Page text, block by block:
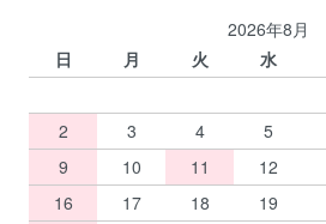
2026年8月
日
月 火 水
2
3 4 5
9
10 11 12
16
17 18 19